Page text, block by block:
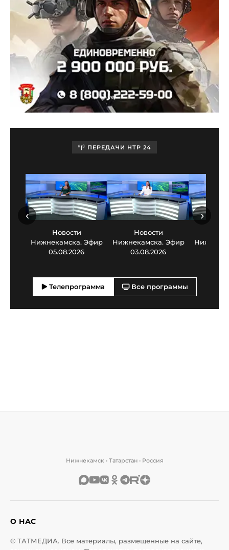
ПЕРЕДАЧИ НТР 24
Новости
Нижнекамска. Эфир
05.08.2026
Новости
Нижнекамска. Эфир
03.08.2026
‹ ›
Телепрограмма Все программы
Нижнекамск • Татарстан • Россия
О НАС
© ТАТМЕДИА. Все материалы, размещенные на сайте,